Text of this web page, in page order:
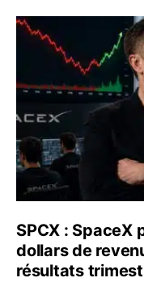
SPCX : SpaceX
SPCX : SpaceX
dollars de
résultats